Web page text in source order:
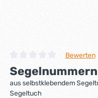
Durchschnittliche
Bewerten
aus selbstklebendem
Segeltuch